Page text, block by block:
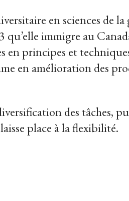
en sciences de
qu’elle immigre au
en principes et
en amélioration des
des tâches,
place à la flexibilité.